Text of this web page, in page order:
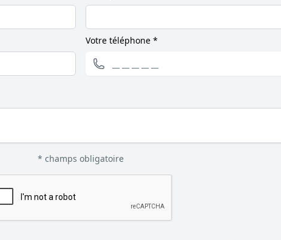
Votre téléphone *
* champs obligatoire